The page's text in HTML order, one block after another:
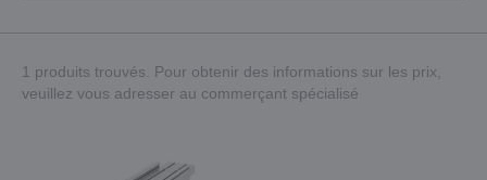
1 produits trouvés. Pour obtenir des informations sur les prix,
veuillez vous adresser au commerçant spécialisé